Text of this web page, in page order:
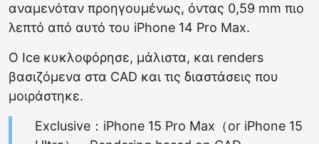
αναμενόταν προηγουμένως, όντας 0,59 mm πιο
λεπτό από αυτό του iPhone 14 Pro‌ Max.
O Ιce κυκλοφόρησε, μάλιστα, και renders
βασιζόμενα στα CAD και τις διαστάσεις που
μοιράστηκε.
Exclusive：iPhone 15 Pro Max（or iPhone 15